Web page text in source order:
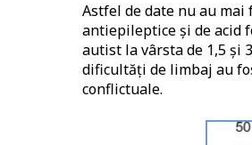
Astfel de date nu au
antiepileptice și de acid
autist la vârsta de 1,5 și
dificultăți de limbaj au
conflictuale.